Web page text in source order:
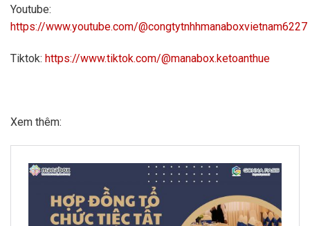
Youtube:
https://www.youtube.com/@congtytnhhmanaboxvietnam6227
Tiktok: https://www.tiktok.com/@manabox.ketoanthue
Xem thêm: